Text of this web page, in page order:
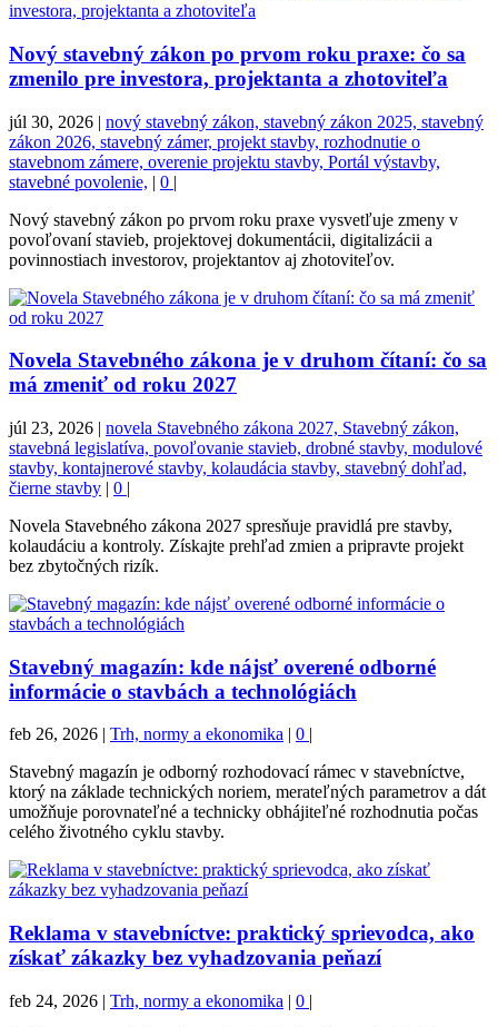
Nový stavebný zákon po prvom roku praxe: čo sa
zmenilo pre investora, projektanta a zhotoviteľa
júl 30, 2026 | nový stavebný zákon, stavebný zákon 2025, stavebný
zákon 2026, stavebný zámer, projekt stavby, rozhodnutie o
stavebnom zámere, overenie projektu stavby, Portál výstavby,
stavebné povolenie, | 0 |
Nový stavebný zákon po prvom roku praxe vysvetľuje zmeny v
povoľovaní stavieb, projektovej dokumentácii, digitalizácii a
povinnostiach investorov, projektantov aj zhotoviteľov.
Novela Stavebného zákona je v druhom čítaní: čo sa
má zmeniť od roku 2027
júl 23, 2026 | novela Stavebného zákona 2027, Stavebný zákon,
stavebná legislatíva, povoľovanie stavieb, drobné stavby, modulové
stavby, kontajnerové stavby, kolaudácia stavby, stavebný dohľad,
čierne stavby | 0 |
Novela Stavebného zákona 2027 spresňuje pravidlá pre stavby,
kolaudáciu a kontroly. Získajte prehľad zmien a pripravte projekt
bez zbytočných rizík.
Stavebný magazín: kde nájsť overené odborné
informácie o stavbách a technológiách
feb 26, 2026 | Trh, normy a ekonomika | 0 |
Stavebný magazín je odborný rozhodovací rámec v stavebníctve,
ktorý na základe technických noriem, merateľných parametrov a dát
umožňuje porovnateľné a technicky obhájiteľné rozhodnutia počas
celého životného cyklu stavby.
Reklama v stavebníctve: praktický sprievodca, ako
získať zákazky bez vyhadzovania peňazí
feb 24, 2026 | Trh, normy a ekonomika | 0 |